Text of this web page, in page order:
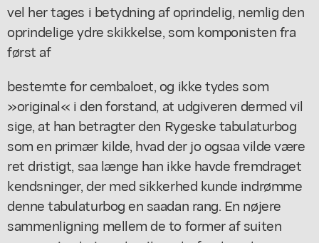
vel her tages i betydning af oprindelig, nemlig den
oprindelige ydre skikkelse, som komponisten fra
først af
bestemte for cembaloet, og ikke tydes som
»original« i den forstand, at udgiveren dermed vil
sige, at han betragter den Rygeske tabulaturbog
som en primær kilde, hvad der jo ogsaa vilde være
ret dristigt, saa længe han ikke havde fremdraget
kendsninger, der med sikkerhed kunde indrømme
denne tabulaturbog en saadan rang. En nøjere
sammenligning mellem de to former af suiten